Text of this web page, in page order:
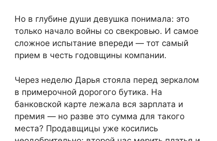
Но в глубине души девушка понимала: это
только начало войны со свекровью. И самое
сложное испытание впереди — тот самый
прием в честь годовщины компании.
Через неделю Дарья стояла перед зеркалом
в примерочной дорогого бутика. На
банковской карте лежала вся зарплата и
премия — но разве это сумма для такого
места? Продавщицы уже косились